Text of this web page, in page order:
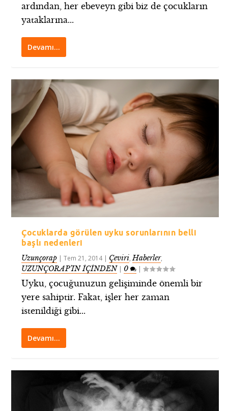
ardından, her ebeveyn gibi biz de çocukların
yataklarına...
Devamı…
Çocuklarda görülen uyku sorunlarının belli
başlı nedenleri
Uzunçorap |Tem 21, 2014| Çeviri,Haberler,
UZUNÇORAP’IN İÇİNDEN| 0 |
Uyku, çocuğunuzun gelişiminde önemli bir
yere sahiptir. Fakat, işler her zaman
istenildiği gibi...
Devamı…